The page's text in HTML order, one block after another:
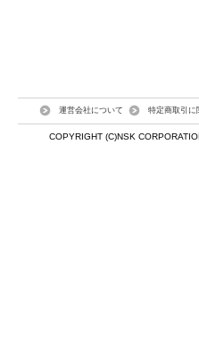
運営会社について 特定商取引に
COPYRIGHT (C)NSK